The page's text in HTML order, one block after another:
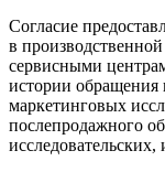
Согласие
в
сервисными
истории обращения
маркетинговых
послепродажного